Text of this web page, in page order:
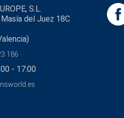
S.L.
del Juez 18C
186
- 17:00